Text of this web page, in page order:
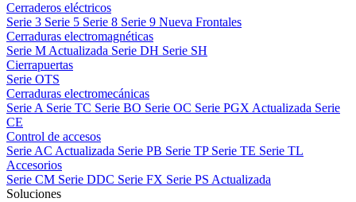
Cerraderos eléctricos
Serie 3 Serie 5 Serie 8 Serie 9 Nueva Frontales
Cerraduras electromagnéticas
Serie M Actualizada Serie DH Serie SH
Cierrapuertas
Serie OTS
Cerraduras electromecánicas
Serie A Serie TC Serie BO Serie OC Serie PGX Actualizada Serie
CE
Control de accesos
Serie AC Actualizada Serie PB Serie TP Serie TE Serie TL
Accesorios
Serie CM Serie DDC Serie FX Serie PS Actualizada
Soluciones